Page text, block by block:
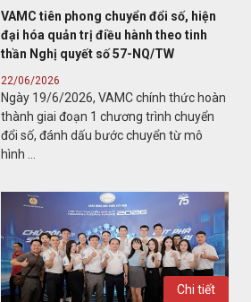
VAMC tiên phong chuyển đổi số, hiện
đại hóa quản trị điều hành theo tinh
thần Nghị quyết số 57-NQ/TW
22/06/2026
Ngày 19/6/2026, VAMC chính thức hoàn
thành giai đoạn 1 chương trình chuyển
đổi số, đánh dấu bước chuyển từ mô
hình ...
Chi tiết